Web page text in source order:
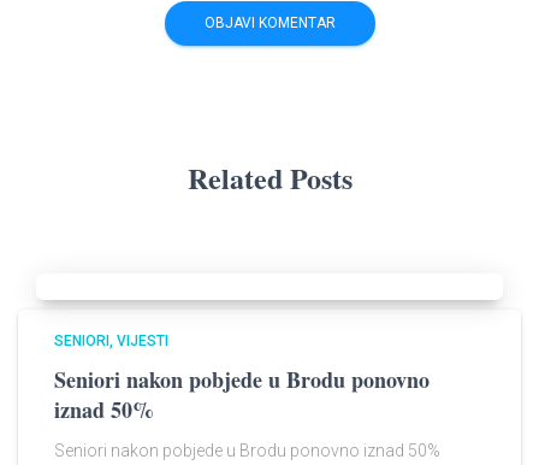
Related Posts
SENIORI VIJESTI
Seniori nakon pobjede u Brodu ponovno
iznad 50%
Seniori nakon pobjede u Brodu ponovno iznad 50%